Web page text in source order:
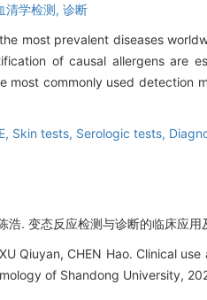
清学检测, 诊断
most prevalent diseases
of causal allergens are
most commonly used detection
Skin tests, Serologic tests,
浩. 变态反应检测与诊断的临床应
Qiuyan, CHEN Hao. Clinical
of Shandong University,